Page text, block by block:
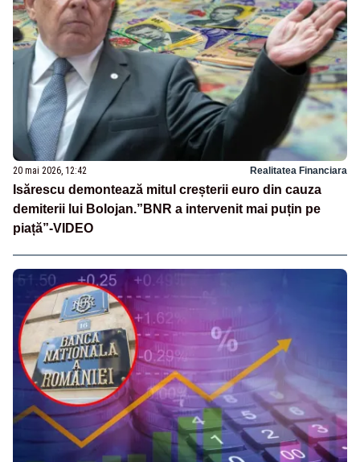
20 mai 2026, 12:42 Realitatea Financiara
Isărescu demontează mitul creșterii euro din cauza
demiterii lui Bolojan.”BNR a intervenit mai puțin pe
piață”-VIDEO